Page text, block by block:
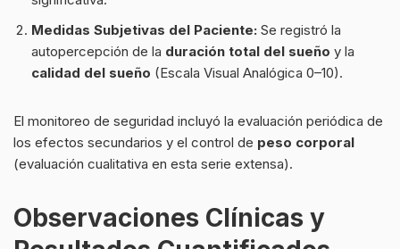
Medidas Subjetivas del Paciente: Se registró la
autopercepción de la duración total del sueño y la
calidad del sueño (Escala Visual Analógica 0–10).
El monitoreo de seguridad incluyó la evaluación periódica de
los efectos secundarios y el control de peso corporal
(evaluación cualitativa en esta serie extensa).
Observaciones Clínicas y